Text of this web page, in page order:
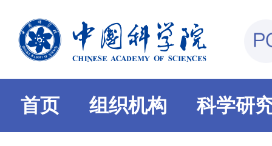
首页 组织机构 科学研